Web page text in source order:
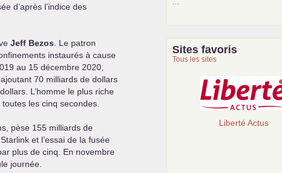
d’après l’indice des
Jeff Bezos . Le patron
instaurés à cause
au 15 décembre 2020,
70 milliards de dollars
L’homme le plus riche
les cinq secondes.
pèse 155 milliards de
et l’essai de la fusée
plus de cinq. En novembre
journée.
Sites favoris
Tous les sites
Liberté Actus